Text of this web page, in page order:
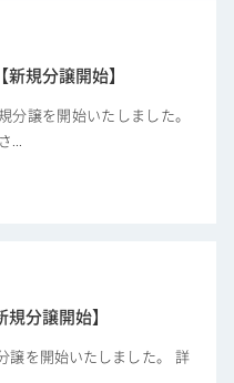
新規分譲開始】
分譲を開始いたしました。
...
規分譲開始】
譲を開始いたしました。 詳